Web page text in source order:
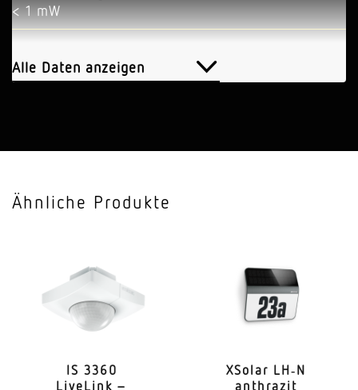
< 1 mW
9,5 W
Farbabweichung LED
SDCM3
Farbwiedergabeindex CRI
Alle Daten anzeigen
Ähnliche Produkte
IS 3360
LiveLink –
XSolar LH‑N
anthrazit